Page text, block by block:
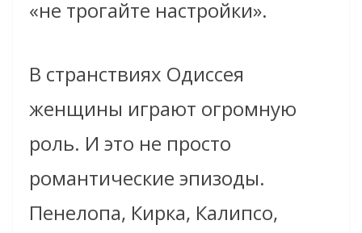
«не трогайте настройки».
В странствиях Одиссея
женщины играют огромную
роль. И это не просто
романтические эпизоды.
Пенелопа, Кирка, Калипсо,